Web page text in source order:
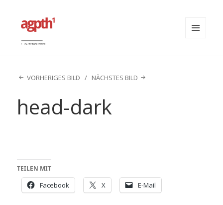
VORHERIGES BILD NÄCHSTES BILD
head-dark
TEILEN MIT
Facebook X E-Mail